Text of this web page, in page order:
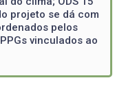
projeto se dá com
pelos
vinculados ao